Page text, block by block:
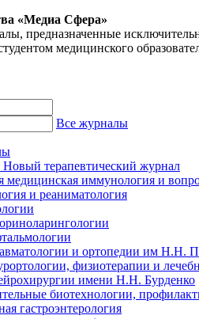
«Медиа Сфера»
предназначенные
медицинского
Все журналы
Новый терапевтический журнал
медицинская иммунология и
и реаниматология
и ортопедии им Н.Н.
физиотерапии и
имени Н.Н. Бурденко
биотехнологии,
гастроэнтерология